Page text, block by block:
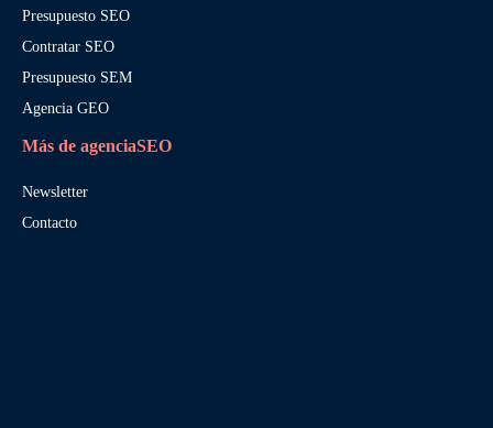
Presupuesto SEO
Contratar SEO
Presupuesto SEM
Agencia GEO
Más de agenciaSEO
Newsletter
Contacto